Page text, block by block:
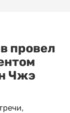
провел
Чжэ